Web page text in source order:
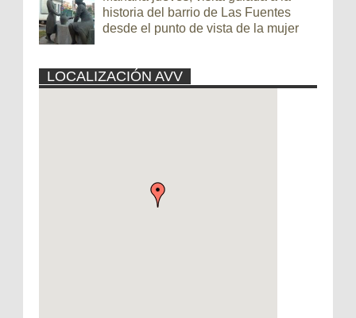
historia del barrio de Las Fuentes
desde el punto de vista de la mujer
LOCALIZACIÓN AVV